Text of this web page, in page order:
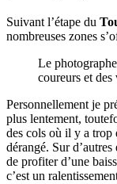
Suivant l’étape du
nombreuses zones
Le
coureurs et des
Personnellement je
plus lentement,
des cols où il y a trop
dérangé. Sur
de profiter d’une
c’est un